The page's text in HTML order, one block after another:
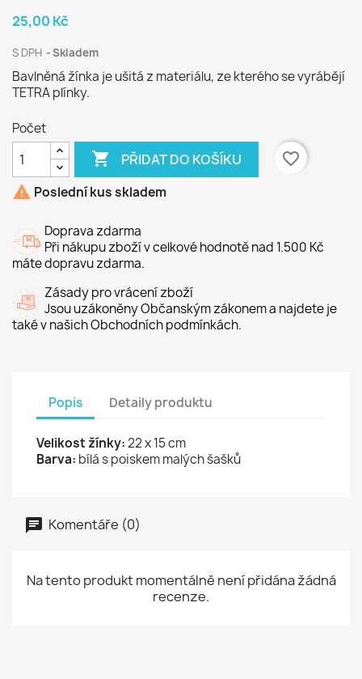
25,00 Kč
S DPH Skladem
Bavlněná žínka je ušitá z materiálu, ze kterého se vyrábějí
TETRA plínky.
Počet
 PŘIDAT DO KOŠÍKU
favorite_border
 Poslední kus skladem
Doprava zdarma
Při nákupu zboží v celkové hodnotě nad 1.500 Kč
máte dopravu zdarma.
Zásady pro vrácení zboží
Jsou uzákoněny Občanským zákonem a najdete je
také v našich Obchodních podmínkách.
Popis Detaily produktu
Velikost žínky:22 x 15 cm
Barva: bílá s poiskem malých šašků
Komentáře (0)
Na tento produkt momentálně není přidána žádná
recenze.